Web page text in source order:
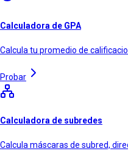
Calculadora de GPA
Calcula tu promedio de
Probar
Calculadora de subredes
Calcula máscaras de subred,